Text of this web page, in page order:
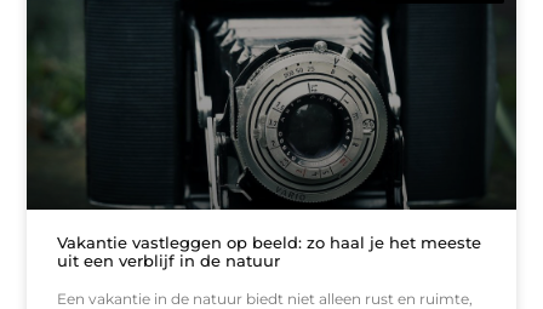
Vakantie vastleggen op beeld: zo haal je het meeste
uit een verblijf in de natuur
Een vakantie in de natuur biedt niet alleen rust en ruimte,